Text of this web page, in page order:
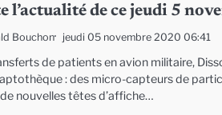
l’actualité de ce jeudi 5
Bouchon jeudi 05 novembre 2020 06:41
de patients en avion militaire,
: des micro-capteurs de
nouvelles têtes d’affiche…